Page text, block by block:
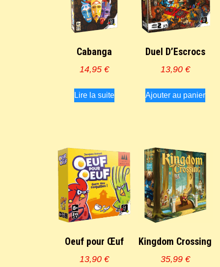
Cabanga
14,95 €
Lire la suite
Duel D’Escrocs
13,90 €
Ajouter au panier
Oeuf pour Œuf
13,90 €
Kingdom Crossing
35,99 €